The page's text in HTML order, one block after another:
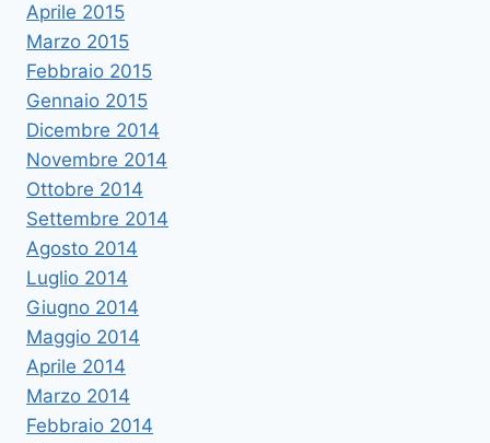
Aprile 2015
Marzo 2015
Febbraio 2015
Gennaio 2015
Dicembre 2014
Novembre 2014
Ottobre 2014
Settembre 2014
Agosto 2014
Luglio 2014
Giugno 2014
Maggio 2014
Aprile 2014
Marzo 2014
Febbraio 2014